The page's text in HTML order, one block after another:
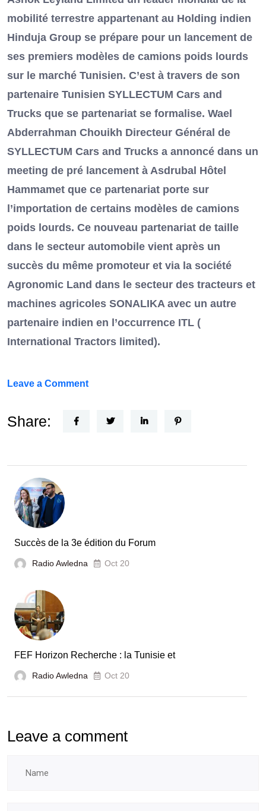
mobilité terrestre appartenant au Holding indien
Hinduja Group se prépare pour un lancement de
ses premiers modèles de camions poids lourds
sur le marché Tunisien. C’est à travers de son
partenaire Tunisien SYLLECTUM Cars and
Trucks que se partenariat se formalise. Wael
Abderrahman Chouikh Directeur Général de
SYLLECTUM Cars and Trucks a annoncé dans un
meeting de pré lancement à Asdrubal Hôtel
Hammamet que ce partenariat porte sur
l’importation de certains modèles de camions
poids lourds. Ce nouveau partenariat de taille
dans le secteur automobile vient après un
succès du même promoteur et via la société
Agronomic Land dans le secteur des tracteurs et
machines agricoles SONALIKA avec un autre
partenaire indien en l’occurrence ITL (
International Tractors limited).
Leave a Commenton
Nouvel
le
Tunisie
Share:
Succès de la 3e édition du Forum
Radio Awledna Oct 20
FEF Horizon Recherche : la Tunisie et
Radio Awledna Oct 20
Leave a comment